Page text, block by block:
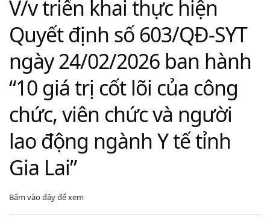
V/v triển khai thực hiện
Quyết định số 603/QĐ-SYT
ngày 24/02/2026 ban hành
“10 giá trị cốt lõi của công
chức, viên chức và người
lao động ngành Y tế tỉnh
Gia Lai”
Bấm vào đây để xem